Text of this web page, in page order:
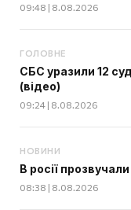
09:48 | 8.08.2026
ГОЛОВНЕ
СБС уразили 12
(відео)
09:24 | 8.08.2026
НОВИНИ
В росії
08:38 | 8.08.2026